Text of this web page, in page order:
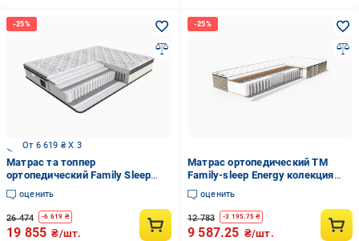
От 6 619 ₴ X 3
Матрас та топпер
ортопедический Family Sleep
Artemida Mythology 120x200 см
(17850)
оценить
26 474 -6 619 ₴
19 855 ₴/шт.
Матрас ортопедический TM
Family-sleep Energy колекция
Demure 120х200 см
(2299357016)
оценить
12 783 -3 195.75₴
9 587.25 ₴/шт.